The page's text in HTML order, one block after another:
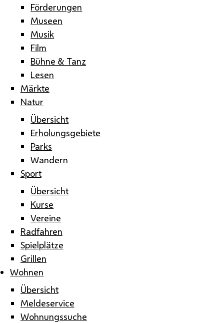
Förderungen
Museen
Musik
Film
Bühne & Tanz
Lesen
Märkte
Natur
Übersicht
Erholungsgebiete
Parks
Wandern
Sport
Übersicht
Kurse
Vereine
Radfahren
Spielplätze
Grillen
Wohnen
Übersicht
Meldeservice
Wohnungssuche